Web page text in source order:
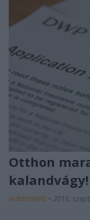
Otthon
kalandvágy!
Határátkelő • 2016.